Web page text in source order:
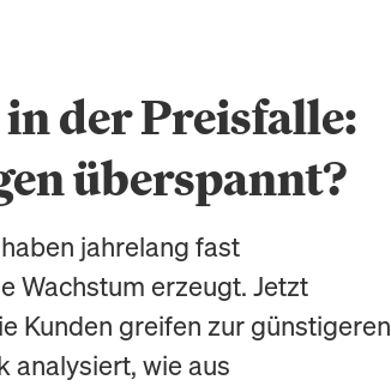
der Preisfalle:
überspannt?
jahrelang fast
Wachstum erzeugt. Jetzt
Kunden greifen zur günstigeren
analysiert, wie aus